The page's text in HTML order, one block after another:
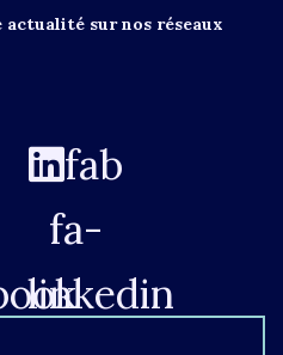
sur nos réseaux
fab
fa-
linkedin